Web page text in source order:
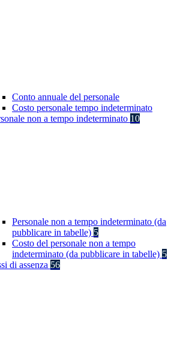
Conto annuale del personale
Costo personale tempo indeterminato
non a tempo indeterminato 10
Personale non a tempo indeterminato (da
pubblicare in tabelle) 5
Costo del personale non a tempo
indeterminato (da pubblicare in tabelle) 5
di assenza 56